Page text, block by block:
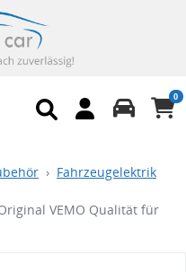
0
Fahrzeugelektrik
VEMO Qualität für